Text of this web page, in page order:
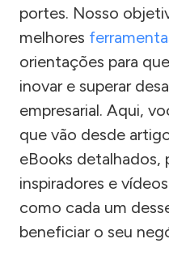
portes. Nosso
melhores
orientações para
inovar e superar
empresarial. Aqui,
que vão desde
eBooks detalhados,
inspiradores e
como cada um
beneficiar o seu